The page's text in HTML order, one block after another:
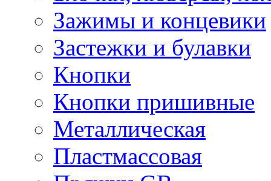
Зажимы и концевики
Застежки и булавки
Кнопки
Кнопки пришивные
Металлическая
Пластмассовая